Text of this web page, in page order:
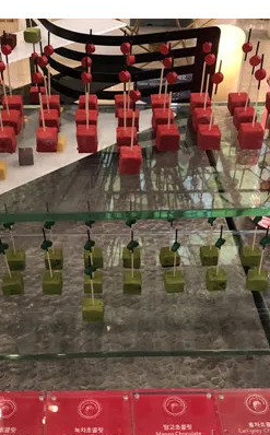
최
고
의
프
렌
치
레
스
토
랑”